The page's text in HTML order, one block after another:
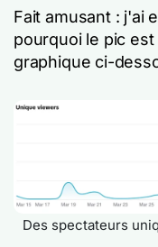
Fait amusant : j'ai
pourquoi le pic
graphique ci-
Des spectateurs